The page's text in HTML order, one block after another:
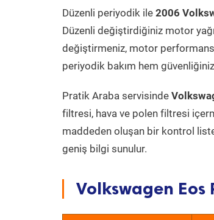
Düzenli periyodik ile 2006
Düzenli değiştirdiğiniz motor
değiştirmeniz, motor
periyodik bakım hem
Pratik Araba servisinde
filtresi, hava ve polen filtresi
maddeden oluşan bir kontrol
geniş bilgi sunulur.
Volkswagen Eos